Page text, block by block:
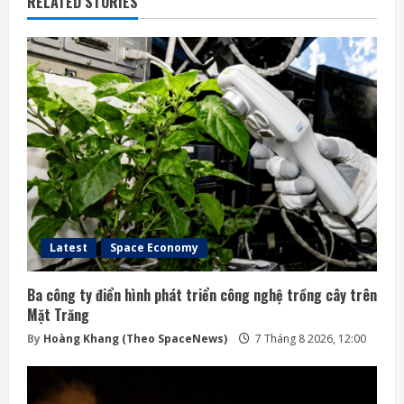
Latest Space Economy
Ba công ty điển hình phát triển công nghệ trồng cây trên
Mặt Trăng
By Hoàng Khang (Theo SpaceNews) 7 Tháng 8 2026, 12:00